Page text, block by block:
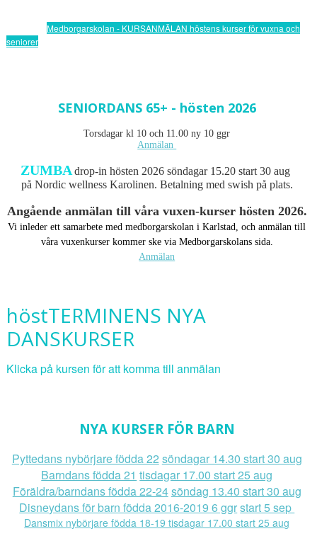
Medborgarskolan - KURSANMÄLAN höstens kurser för vuxna och
seniorer
SENIORDANS 65+ - hösten 2026
Torsdagar kl 10 och 11.00 ny 10 ggr
Anmälan
ZUMBAdrop-in hösten 2026 söndagar 15.20 start 30 aug
på Nordic wellness Karolinen. Betalning med swish på plats.
Angående anmälan till våra vuxen-kurser hösten 2026.
Vi inleder ett samarbete med medborgarskolan i Karlstad, och anmälan till
våra vuxenkurser kommer ske via Medborgarskolans sida.
Anmälan
höstTERMINENS NYA
DANSKURSER
Klicka på kursen för att komma till anmälan
NYA KURSER FÖR BARN
Pyttedans nybörjare födda 22 söndagar 14.30 start 30 aug
Barndans födda 21 tisdagar 17.00 start 25 aug
Föräldra/barndans födda 22-24söndag 13.40 start 30 aug
Disneydans för barn födda 2016-2019 6 ggrstart 5 sep
Dansmix nybörjare födda 18-19 tisdagar 17.00 start 25 aug